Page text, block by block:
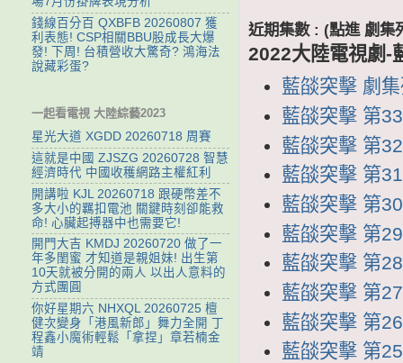
近期集數 : (點進 劇集
2022大陸電視劇-
藍燄突擊 劇
藍燄突擊 第
藍燄突擊 第
藍燄突擊 第
藍燄突擊 第
藍燄突擊 第
藍燄突擊 第
藍燄突擊 第
藍燄突擊 第
藍燄突擊 第
錢線百分百 QXBFB 20260807 獲
利表態! CSP相關BBU股成長大爆
發! 下周! 台積營收大驚奇? 鴻海法
說藏彩蛋?
一起看電視 大陸綜藝2023
星光大道 XGDD 20260718 周賽
這就是中國 ZJSZG 20260728 智慧
經濟時代 中國收穫網路主權紅利
開講啦 KJL 20260718 跟硬幣差不
多大小的羈扣電池 關鍵時刻卻能救
命! 心臟起搏器中也需要它!
開門大吉 KMDJ 20260720 做了一
年多閨蜜 才知道是親姐妹! 出生第
10天就被分開的兩人 以出人意料的
方式團圓
你好星期六 NHXQL 20260725 檀
健次變身「港風新郎」舞力全開 丁
程鑫小魔術輕鬆「拿捏」章若楠金
靖